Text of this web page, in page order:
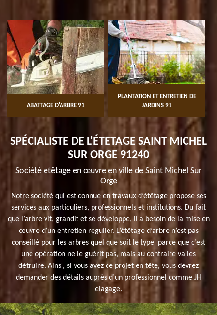
ABATTAGE D'ARBRE 91
PLANTATION ET ENTRETIEN DE
JARDINS 91
SPÉCIALISTE DE L'ÉTETAGE SAINT MICHEL
SUR ORGE 91240
Société étêtage en œuvre en ville de Saint Michel Sur
Orge
Notre société qui est connue en travaux d’étêtage propose ses
services aux particuliers, professionnels et institutions. Du fait
que l’arbre vit, grandit et se développe, il a besoin de la mise en
œuvre d’un entretien régulier. L’étêtage d’arbre n’est pas
conseillé pour les arbres quel que soit le type, parce que c’est
une opération ne le guérit pas, mais au contraire va les
détruire. Ainsi, si vous avez ce projet en tête, vous devrez
demander des détails auprès d’un professionnel comme JH
elagage.